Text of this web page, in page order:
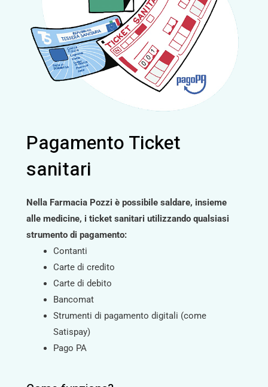
Pagamento Ticket
sanitari
Nella Farmacia Pozzi è possibile saldare, insieme
alle medicine, i ticket sanitari utilizzando qualsiasi
strumento di pagamento:
Contanti
Carte di credito
Carte di debito
Bancomat
Strumenti di pagamento digitali (come
Satispay)
Pago PA